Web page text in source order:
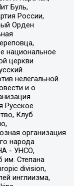
Буль,
России,
Орден
национальное
церкви
нелегальной
и о
Русское
Клуб
организация
народа
- УНСО,
им. Степана
division,
инглиизма,